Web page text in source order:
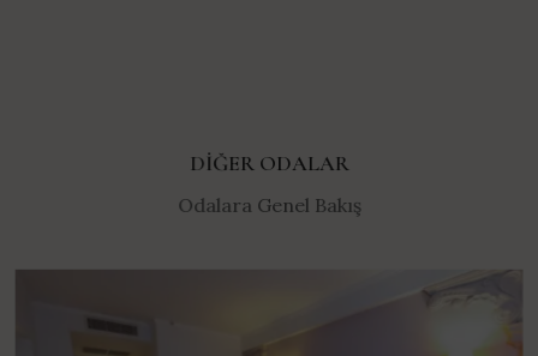
DIĞER ODALAR
Odalara Genel Bakış